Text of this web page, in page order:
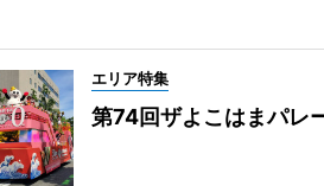
エリア特集
第74回ザよこはまパ